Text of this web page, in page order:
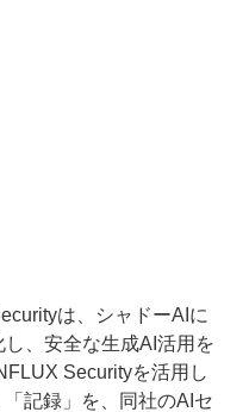
は、シャドーAIに
、安全な生成AI活用を
Securityを活用し
記録」を、同社のAIセ